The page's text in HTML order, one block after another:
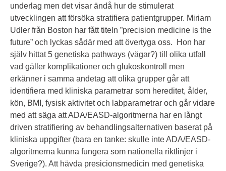
underlag men det visar ändå hur de stimulerat
utvecklingen att försöka stratifiera patientgrupper. Miriam
Udler från Boston har fått titeln ”precision medicine is the
future” och lyckas sådär med att övertyga oss. Hon har
själv hittat 5 genetiska pathways (vägar?) till olika utfall
vad gäller komplikationer och glukoskontroll men
erkänner i samma andetag att olika grupper går att
identifiera med kliniska parametrar som hereditet, ålder,
kön, BMI, fysisk aktivitet och labparametrar och går vidare
med att säga att ADA/EASD-algoritmerna har en långt
driven stratifiering av behandlingsalternativen baserat på
kliniska uppgifter (bara en tanke: skulle inte ADA/EASD-
algoritmerna kunna fungera som nationella riktlinjer i
Sverige?). Att hävda presicionsmedicin med genetiska